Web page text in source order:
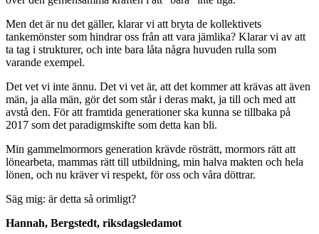
Men det är nu det gäller, klarar vi att bryta de kollektivets
tankemönster som hindrar oss från att vara jämlika? Klarar vi av att
ta tag i strukturer, och inte bara låta några huvuden rulla som
varande exempel.
Det vet vi inte ännu. Det vi vet är, att det kommer att krävas att även
män, ja alla män, gör det som står i deras makt, ja till och med att
avstå den. För att framtida generationer ska kunna se tillbaka på
2017 som det paradigmskifte som detta kan bli.
Min gammelmormors generation krävde rösträtt, mormors rätt att
lönearbeta, mammas rätt till utbildning, min halva makten och hela
lönen, och nu kräver vi respekt, för oss och våra döttrar.
Säg mig: är detta så orimligt?
Hannah, Bergstedt, riksdagsledamot